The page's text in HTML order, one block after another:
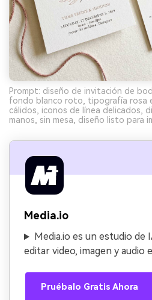
Prompt: diseño de invitación de
fondo blanco roto, tipografía rosa
cálidos, iconos de línea delicados,
manos, sin mesa, diseño listo para
Media.io
Media.io es un estudio de
editar video, imagen y audio
Pruébalo Gratis Ahora